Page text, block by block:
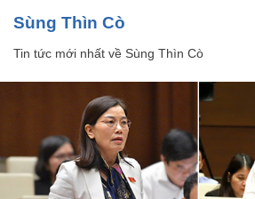
Sùng Thìn Cò
Tin tức mới nhất về Sùng Thìn Cò